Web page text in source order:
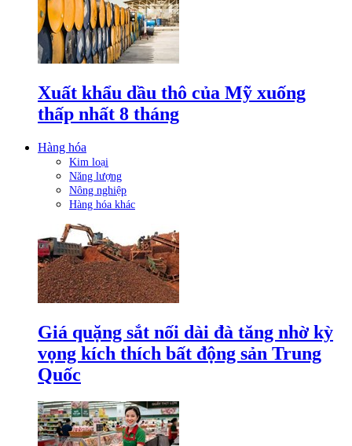
Xuất khẩu dầu thô của Mỹ xuống
thấp nhất 8 tháng
Hàng hóa
Kim loại
Năng lượng
Nông nghiệp
Hàng hóa khác
Giá quặng sắt nối dài đà tăng nhờ kỳ
vọng kích thích bất động sản Trung
Quốc